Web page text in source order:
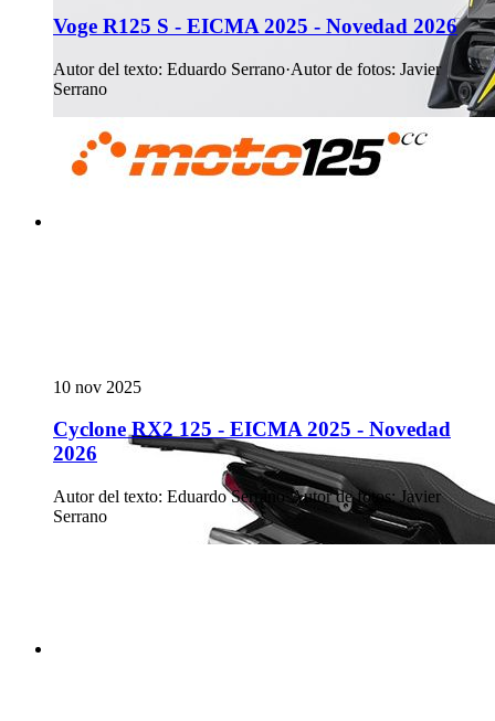
Voge R125 S - EICMA 2025 - Novedad 2026
Autor del texto: Eduardo Serrano·Autor de fotos: Javier
Serrano
10 nov 2025
Cyclone RX2 125 - EICMA 2025 - Novedad
2026
Autor del texto: Eduardo Serrano Autor de fotos: Javier
Serrano